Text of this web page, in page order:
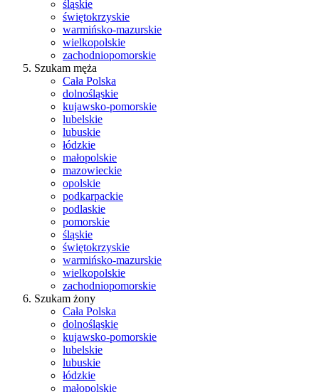
śląskie
świętokrzyskie
warmińsko-mazurskie
wielkopolskie
zachodniopomorskie
Szukam męża
Cała Polska
dolnośląskie
kujawsko-pomorskie
lubelskie
lubuskie
łódzkie
małopolskie
mazowieckie
opolskie
podkarpackie
podlaskie
pomorskie
śląskie
świętokrzyskie
warmińsko-mazurskie
wielkopolskie
zachodniopomorskie
Szukam żony
Cała Polska
dolnośląskie
kujawsko-pomorskie
lubelskie
lubuskie
łódzkie
małopolskie